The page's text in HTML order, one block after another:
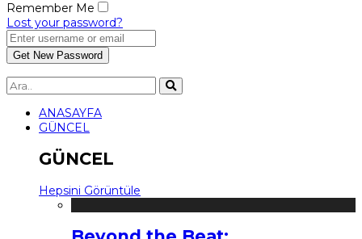
Remember Me
Lost your password?
ANASAYFA
GÜNCEL
GÜNCEL
Hepsini Görüntüle